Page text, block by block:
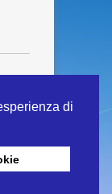
di